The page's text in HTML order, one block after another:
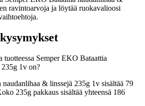
ravintoarvoja ja löytää ruokavalioosi
Semper EKO Bataattia
1v on?
& linssejä 235g 1v sisältää 79
235g pakkaus sisältää yhteensä 186